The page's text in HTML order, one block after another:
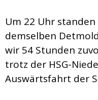
Um 22 Uhr
demselben
wir 54 Stunden
trotz der HSG-
Auswärtsfahrt der